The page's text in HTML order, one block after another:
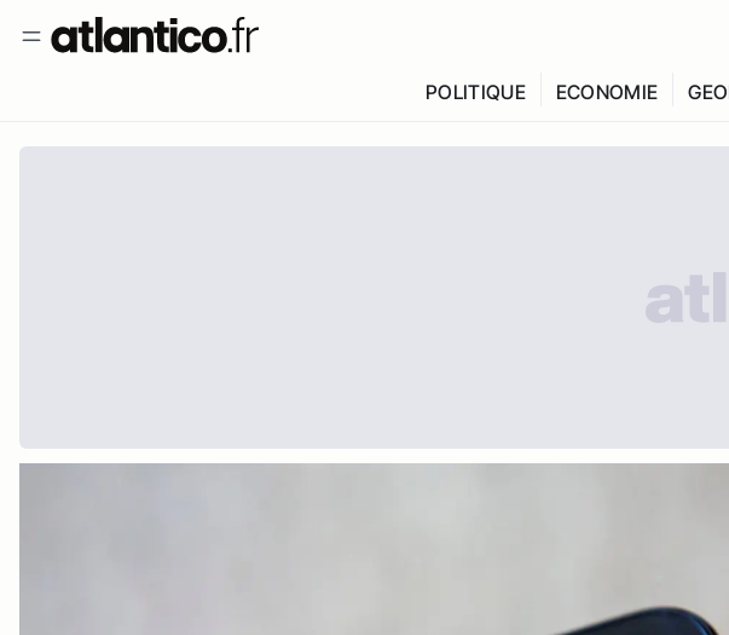
POLITIQUE ECONOMIE